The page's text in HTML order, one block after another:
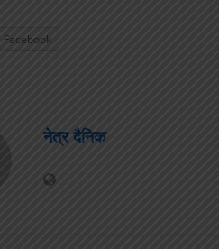
Facebook
नेत्र दैनिक